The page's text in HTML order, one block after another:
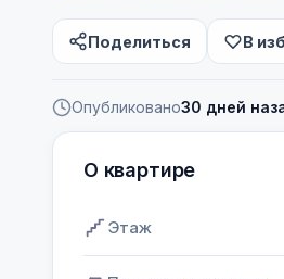
Поделиться В
Опубликовано30 дней
О квартире
Этаж